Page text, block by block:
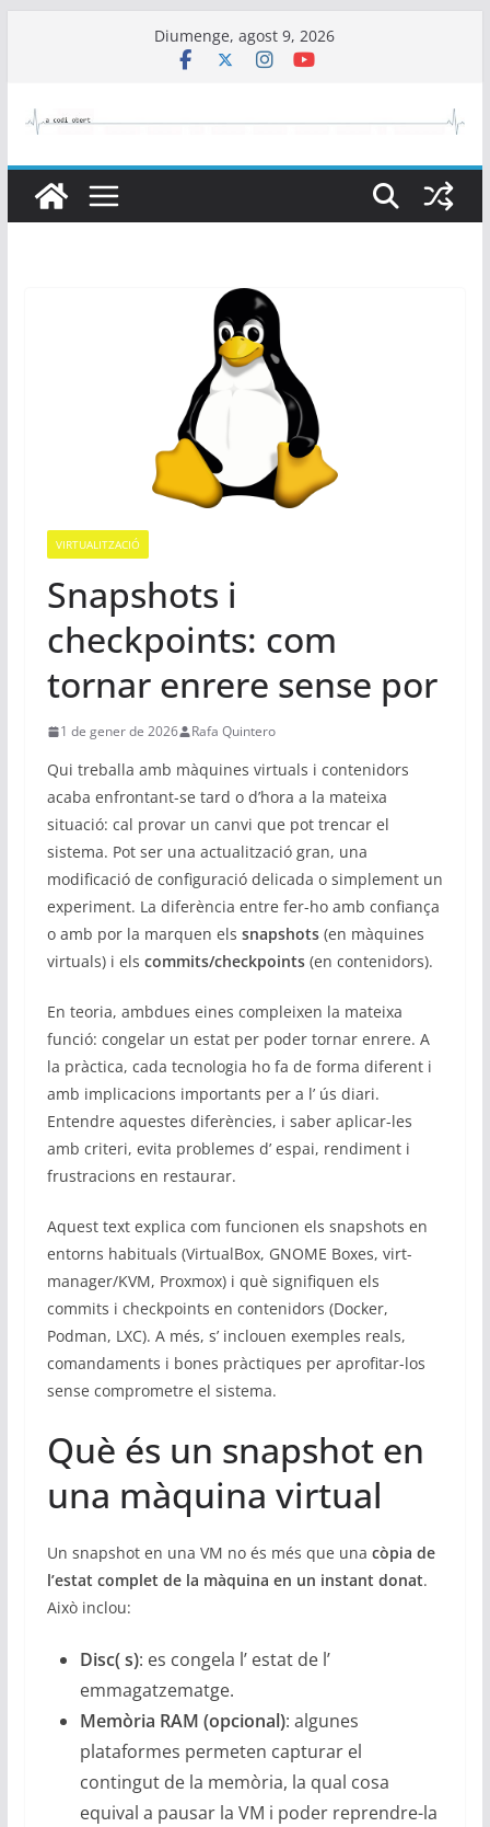
Diumenge, agost 9, 2026
VIRTUALITZACIÓ
Snapshots i
checkpoints: com
tornar enrere sense por
1 de gener de 2026 Rafa Quintero
Qui treballa amb màquines virtuals i contenidors
acaba enfrontant-se tard o d’hora a la mateixa
situació: cal provar un canvi que pot trencar el
sistema. Pot ser una actualització gran, una
modificació de configuració delicada o simplement un
experiment. La diferència entre fer-ho amb confiança
o amb por la marquen els snapshots(en màquines
virtuals) i els commits/checkpoints(en contenidors).
En teoria, ambdues eines compleixen la mateixa
funció: congelar un estat per poder tornar enrere. A
la pràctica, cada tecnologia ho fa de forma diferent i
amb implicacions importants per a l’ ús diari.
Entendre aquestes diferències, i saber aplicar-les
amb criteri, evita problemes d’ espai, rendiment i
frustracions en restaurar.
Aquest text explica com funcionen els snapshots en
entorns habituals (VirtualBox, GNOME Boxes, virt-
manager/KVM, Proxmox) i què signifiquen els
commits i checkpoints en contenidors (Docker,
Podman, LXC). A més, s’ inclouen exemples reals,
comandaments i bones pràctiques per aprofitar-los
sense comprometre el sistema.
Què és un snapshot en
una màquina virtual
Un snapshot en una VM no és més que una còpia de
l’estat complet de la màquina en un instant donat.
Això inclou:
Disc( s): es congela l’ estat de l’
emmagatzematge.
Memòria RAM (opcional): algunes
plataformes permeten capturar el
contingut de la memòria, la qual cosa
equival a pausar la VM i poder reprendre-la